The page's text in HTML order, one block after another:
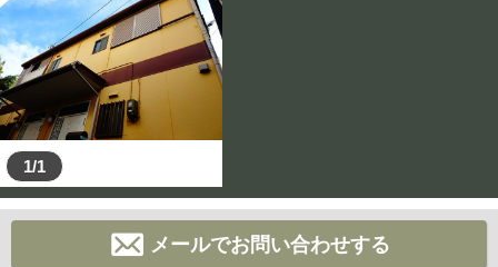
1/1
メールでお問い合わせする